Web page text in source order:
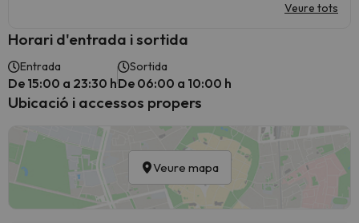
Veure tots
Horari d'entrada i sortida
Entrada
De 15:00 a 23:30 h
Sortida
De 06:00 a 10:00 h
Ubicació i accessos propers
Veure mapa